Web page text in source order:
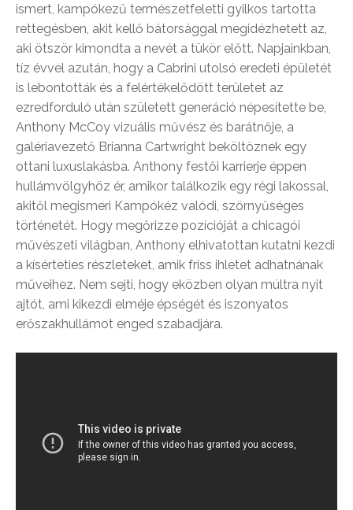
ismert, kampókezű természetfeletti gyilkos tartotta
rettegésben, akit kellő bátorsággal megidézhetett az,
aki ötször kimondta a nevét a tükör előtt. Napjainkban,
tíz évvel azután, hogy a Cabrini utolsó eredeti épületét
is lebontották és a felértékelődött területet az
ezredforduló után született generáció népesítette be,
Anthony McCoy vizuális művész és barátnője, a
galériavezető Brianna Cartwright beköltöznek egy
ottani luxuslakásba. Anthony festői karrierje éppen
hullámvölgyhöz ér, amikor találkozik egy régi lakossal,
akitől megismeri Kampókéz valódi, szörnyűséges
történetét. Hogy megőrizze pozícióját a chicagói
művészeti világban, Anthony elhivatottan kutatni kezdi
a kísérteties részleteket, amik friss ihletet adhatnának
műveihez. Nem sejti, hogy eközben olyan múltra nyit
ajtót, ami kikezdi elméje épségét és iszonyatos
erőszakhullámot enged szabadjára.